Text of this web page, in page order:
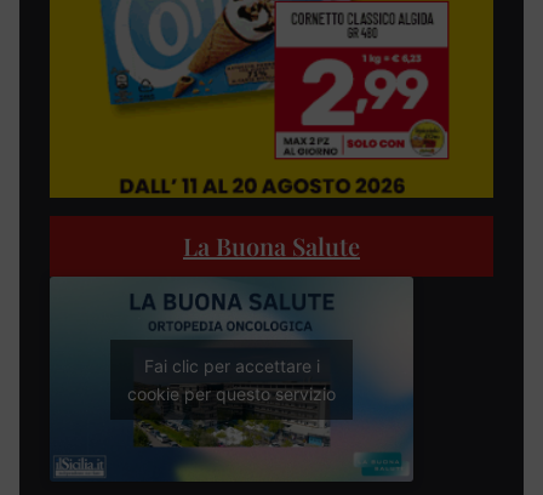
La Buona Salute
Fai clic per accettare i
cookie per questo servizio